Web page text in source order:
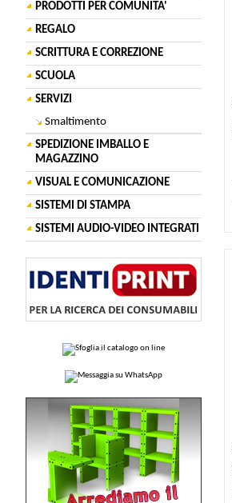
PRODOTTI PER COMUNITA'
REGALO
SCRITTURA E CORREZIONE
SCUOLA
SERVIZI
Smaltimento
SPEDIZIONE IMBALLO E
MAGAZZINO
VISUAL E COMUNICAZIONE
SISTEMI DI STAMPA
SISTEMI AUDIO-VIDEO INTEGRATI